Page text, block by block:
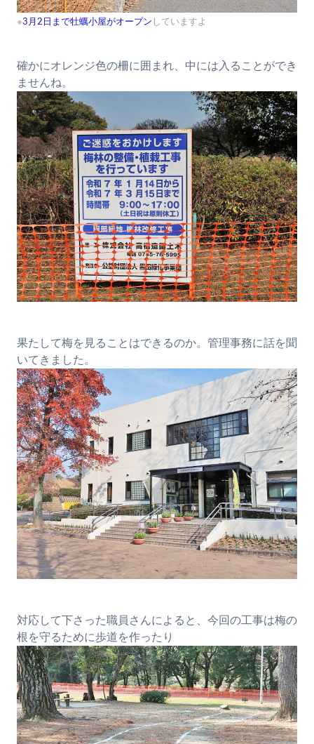
※3月2日まで牡蠣小屋がオープン していますよ
確かにオレンジ色の柵に囲まれ、中には入ることができ
ませんね。
果たして梅を見ることはできるのか。管理事務に話を聞
いてきました。
対応して下さった職員さんによると、今回の工事は梅の
根を守るために歩道を作ったり